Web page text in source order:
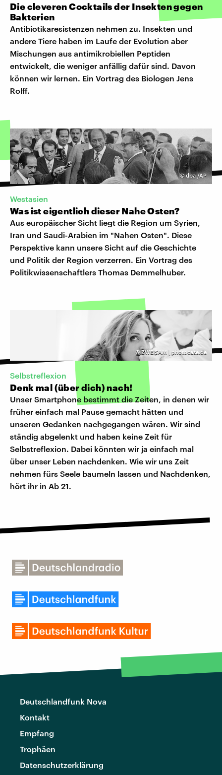
Die cleveren Cocktails der Insekten gegen
Bakterien
Antibiotikaresistenzen nehmen zu. Insekten und
andere Tiere haben im Laufe der Evolution aber
Mischungen aus antimikrobiellen Peptiden
entwickelt, die weniger anfällig dafür sind. Davon
können wir lernen. Ein Vortrag des Biologen Jens
Rolff.
©dpa /AP
Westasien
Was ist eigentlich dieser Nahe Osten?
Aus europäischer Sicht liegt die Region um Syrien,
Iran und Saudi-Arabien im "Nahen Osten". Diese
Perspektive kann unsere Sicht auf die Geschichte
und Politik der Region verzerren. Ein Vortrag des
Politikwissenschaftlers Thomas Demmelhuber.
©ZWEISAM | photocase.de
Selbstreflexion
Denk mal (über dich) nach!
Unser Smartphone bestimmt die Zeiten, in denen wir
früher einfach mal Pause gemacht hätten und
unseren Gedanken nachgegangen wären. Wir sind
ständig abgelenkt und haben keine Zeit für
Selbstreflexion. Dabei könnten wir ja einfach mal
über unser Leben nachdenken. Wie wir uns Zeit
nehmen fürs Seele baumeln lassen und Nachdenken,
hört ihr in Ab 21.
Deutschlandfunk Nova
Kontakt
Empfang
Trophäen
Datenschutzerklärung